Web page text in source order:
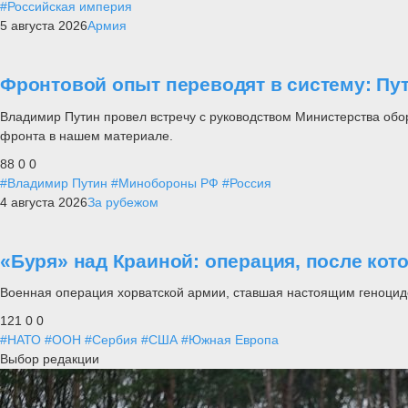
#Российская империя
5 августа 2026Армия
Фронтовой опыт переводят в систему:
Владимир Путин провел встречу с руководством Министерства
фронта в нашем материале.
88 0 0
#Владимир Путин #Минобороны РФ #Россия
4 августа 2026За рубежом
«Буря» над Краиной: операция, после
Военная операция хорватской армии, ставшая настоящим
121 0 0
#НАТО #ООН #Сербия #США #Южная Европа
Выбор редакции